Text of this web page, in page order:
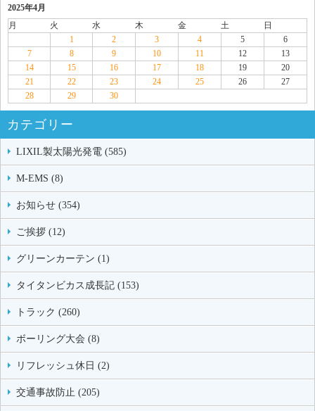
2025年4月
月
火 水 木 金 土
日
1
2 3 4 5
6
7
8 9 10 11 12
13
14
15 16 17 18 19
20
21
22 23 24 25 26
27
28
29 30
カテゴリー
LIXIL製太陽光発電 (585)
M-EMS (8)
お知らせ (354)
ご挨拶 (12)
グリーンカーテン (1)
タイタンビカス成長記 (153)
トラック (260)
ボーリング大会 (8)
リフレッシュ休日 (2)
交通事故防止 (205)